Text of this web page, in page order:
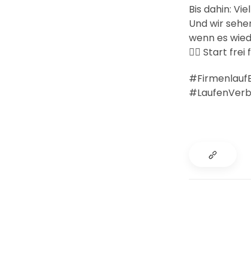
Bis dahin:
Und wir
wenn es
🏃‍♀️ Start frei